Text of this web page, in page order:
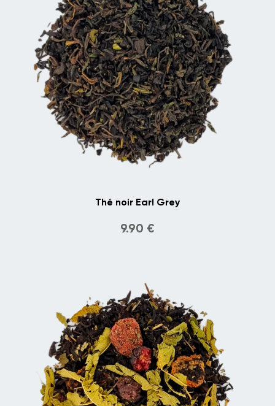
Thé noir Earl Grey
9.90 €